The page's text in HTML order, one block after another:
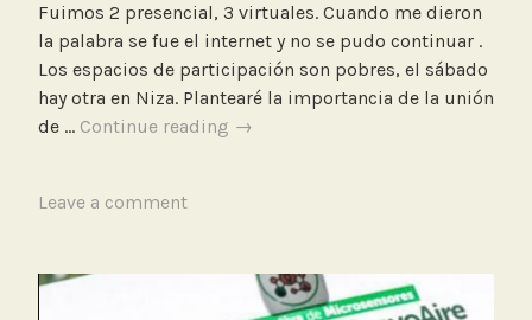
Fuimos 2 presencial, 3 virtuales. Cuando me dieron
la palabra se fue el internet y no se pudo continuar .
Los espacios de participación son pobres, el sábado
hay otra en Niza. Plantearé la importancia de la unión
de … Continue reading Socialización
tema
→
T
g
Leave a comment